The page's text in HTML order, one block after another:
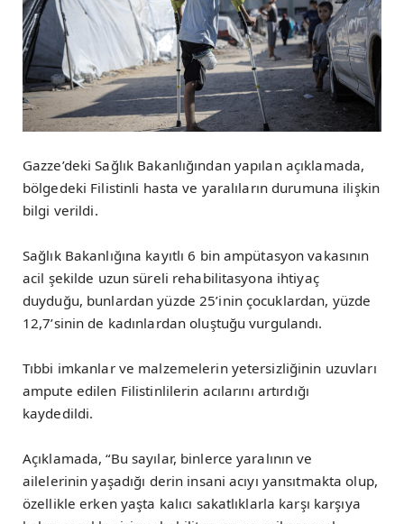
Gazze’deki Sağlık Bakanlığından yapılan açıklamada,
bölgedeki Filistinli hasta ve yaralıların durumuna ilişkin
bilgi verildi.
Sağlık Bakanlığına kayıtlı 6 bin ampütasyon vakasının
acil şekilde uzun süreli rehabilitasyona ihtiyaç
duyduğu, bunlardan yüzde 25’inin çocuklardan, yüzde
12,7’sinin de kadınlardan oluştuğu vurgulandı.
Tıbbi imkanlar ve malzemelerin yetersizliğinin uzuvları
ampute edilen Filistinlilerin acılarını artırdığı
kaydedildi.
Açıklamada, “Bu sayılar, binlerce yaralının ve
ailelerinin yaşadığı derin insani acıyı yansıtmakta olup,
özellikle erken yaşta kalıcı sakatlıklarla karşı karşıya